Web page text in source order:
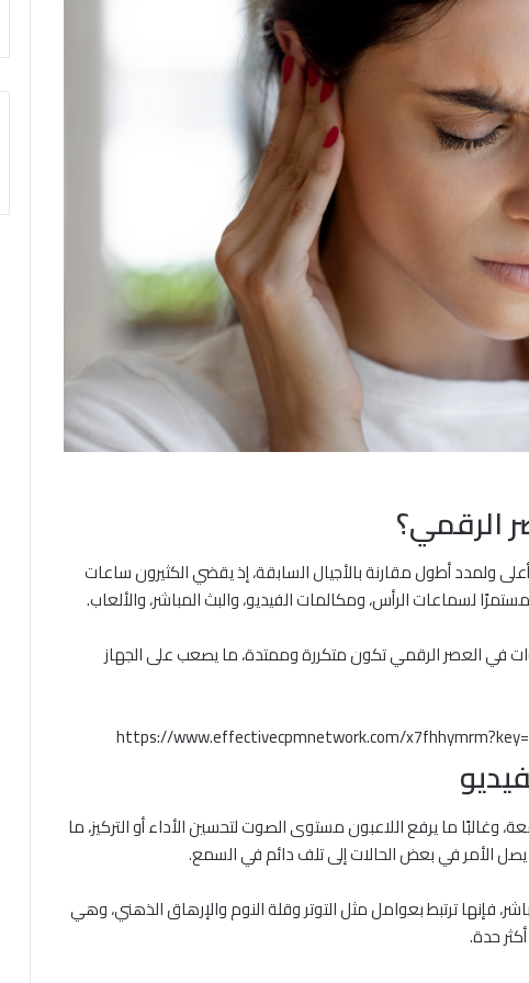
الرقمي؟
ولمدد أطول مقارنة بالأجيال السابقة، إذ يقضي الكثيرون ساعات
لسماعات الرأس، ومكالمات الفيديو، والبث المباشر، والألعاب.
العصر الرقمي تكون متكررة وممتدة، ما يصعب على الجهاز
https://www.effectivecpmnetwork.com/
وغالبًا ما يرفع اللاعبون مستوى الصوت لتحسين الأداء أو التركيز، ما
الأمر في بعض الحالات إلى تلف دائم في السمع.
فإنها ترتبط بعوامل مثل التوتر وقلة النوم والإرهاق الذهني، وهي
حدة.